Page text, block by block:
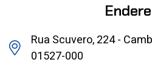
Rua Scuvero, 224 -
01527-000